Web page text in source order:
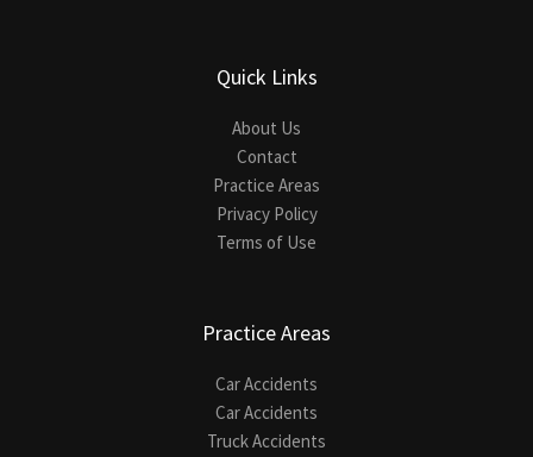
Quick Links
About Us
Contact
Practice Areas
Privacy Policy
Terms of Use
Practice Areas
Car Accidents
Car Accidents
Truck Accidents